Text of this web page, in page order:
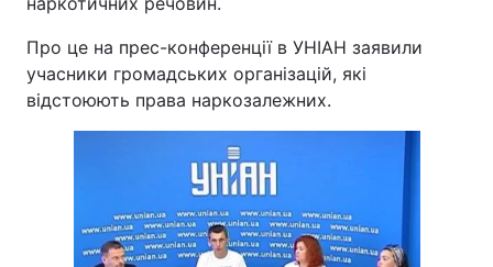
Про це на прес-конференції в УНІАН заявили
учасники громадських організацій, які
відстоюють права наркозалежних.